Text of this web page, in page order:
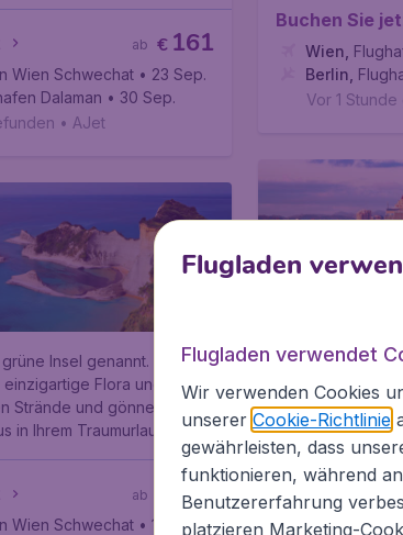
Buchen Sie
Wien,
Berlin,
Vor 1
€ 161
ab
Wien Schwechat • 23 Sep.
Dalaman • 30 Sep.
• AJet
Weltklasse-
Boho-Vibes in
Karangahape
Buchen Sie
Wien,
grüne Insel genannt.
Flora und
Strände und gönnen Sie
in Ihrem Traumurlaub.
162
ab
Wien Schwechat • 18 Sep.
Flugladen
Flugladen verwendet
Wir verwenden Cookies
unserer Cookie-Richtlinie
gewährleisten, dass
funktionieren, während
Benutzererfahrung
platzieren Marketing-